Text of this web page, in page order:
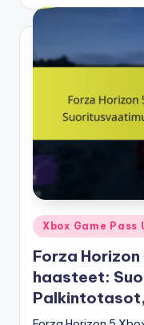
Posted
in
Xbox Game
Forza
haasteet: